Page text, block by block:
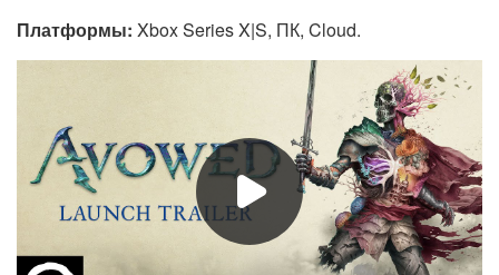
Платформы: Xbox Series X|S, ПК, Cloud.